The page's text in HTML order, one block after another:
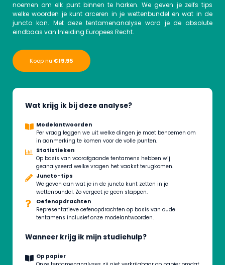
noemen om elk punt binnen te harken. We geven je zelfs tips
welke woorden je kunt arceren in je wettenbundel en wat in de
juncto kan. Met deze tentamenanalyse word je de absolute
eindbaas van Inleiding Europees Recht.
Koop nu €19.95
Wat krijg ik bij deze analyse?
Modelantwoorden
Per vraag leggen we uit welke dingen je moet benoemen om
in aanmerking te komen voor de volle punten.
Statistieken
Op basis van voorafgaande tentamens hebben wij
geanalyseerd welke vragen het vaakst terugkomen.
Juncto-tips
We geven aan wat je in de juncto kunt zetten in je
wettenbundel. Zo vergeet je geen stappen.
Oefenopdrachten
Representatieve oefenopdrachten op basis van oude
tentamens inclusief onze modelantwoorden.
Wanneer krijg ik mijn studiehulp?
Op papier